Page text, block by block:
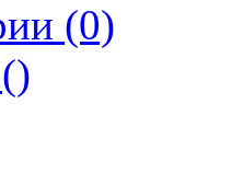
(0)
)